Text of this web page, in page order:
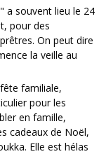
a souvent lieu le 24
pour des
On peut dire
la veille au
familiale,
pour les
en famille,
cadeaux de Noël,
Elle est hélas